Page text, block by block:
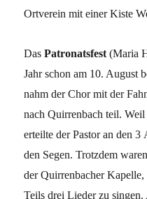
Ortverein mit einer Kiste
DasPatronatsfest (Maria
Jahr schon am 10. August
nahm der Chor mit der
nach Quirrenbach teil.
erteilte der Pastor an den
den Segen. Trotzdem
der Quirrenbacher Kapelle,
Teils drei Lieder zu